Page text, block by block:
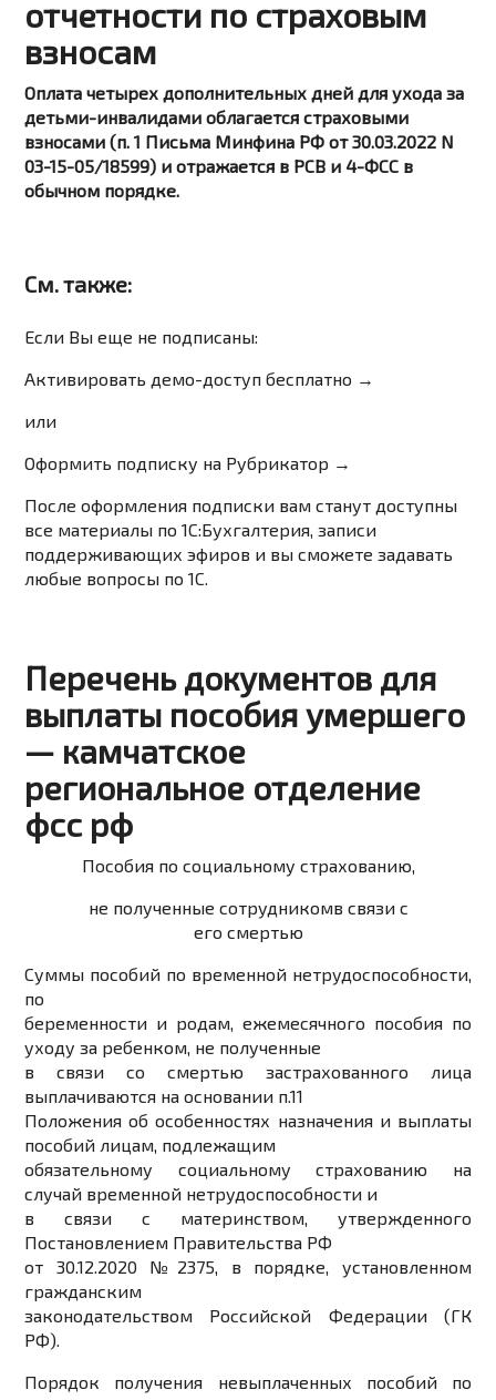
отчетности по страховым
взносам
Оплата четырех дополнительных дней для ухода за
детьми-инвалидами облагается страховыми
взносами (п. 1 Письма Минфина РФ от 30.03.2022 N
03-15-05/18599) и отражается в РСВ и 4-ФСС в
обычном порядке.
См. также:
Если Вы еще не подписаны:
Активировать демо-доступ бесплатно →
или
Оформить подписку на Рубрикатор →
После оформления подписки вам станут доступны
все материалы по 1С:Бухгалтерия, записи
поддерживающих эфиров и вы сможете задавать
любые вопросы по 1С.
Перечень документов для
выплаты пособия умершего
— камчатское
региональное отделение
фсс рф
Пособия по социальному страхованию,
не полученные сотрудникомв связи с
его смертью
Суммы пособий по временной нетрудоспособности,
по
беременности и родам, ежемесячного пособия по
уходу за ребенком, не полученные
в связи со смертью застрахованного лица
выплачиваются на основании п.11
Положения об особенностях назначения и выплаты
пособий лицам, подлежащим
обязательному социальному страхованию на
случай временной нетрудоспособности и
в связи с материнством, утвержденного
Постановлением Правительства РФ
от 30.12.2020 №2375, в порядке, установленном
гражданским
законодательством Российской Федерации (ГК
РФ).
Порядок получения невыплаченных пособий по